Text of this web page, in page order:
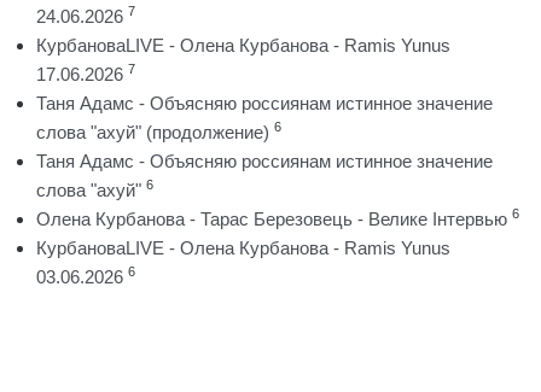
24.06.2026 7
КурбановаLIVE - Олена Курбанова - Ramis Yunus
17.06.2026 7
Таня Адамс - Объясняю россиянам истинное значение
слова "ахуй" (продолжение) 6
Таня Адамс - Объясняю россиянам истинное значение
слова "ахуй" 6
Олена Курбанова - Тарас Березовець - Велике Інтервью 6
КурбановаLIVE - Олена Курбанова - Ramis Yunus
03.06.2026 6